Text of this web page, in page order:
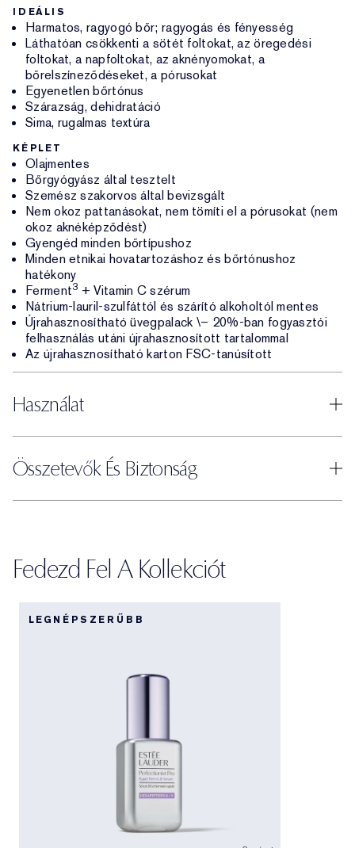
IDEÁLIS
Harmatos, ragyogó bőr; ragyogás és fényesség
Láthatóan csökkenti a sötét foltokat, az öregedési
foltokat, a napfoltokat, az aknényomokat, a
bőrelszíneződéseket, a pórusokat
Egyenetlen bőrtónus
Szárazság, dehidratáció
Sima, rugalmas textúra
KÉPLET
Olajmentes
Bőrgyógyász által tesztelt
Szemész szakorvos által bevizsgált
Nem okoz pattanásokat, nem tömíti el a pórusokat (nem
okoz aknéképződést)
Gyengéd minden bőrtípushoz
Minden etnikai hovatartozáshoz és bőrtónushoz
hatékony
Ferment3 + Vitamin C szérum
Nátrium-lauril-szulfáttól és szárító alkoholtól mentes
Újrahasznosítható üvegpalack \– 20%-ban fogyasztói
felhasználás utáni újrahasznosított tartalommal
Az újrahasznosítható karton FSC-tanúsított
Használat
Összetevők És Biztonság
Fedezd Fel A Kollekciót
LEGNÉPSZERŰBB